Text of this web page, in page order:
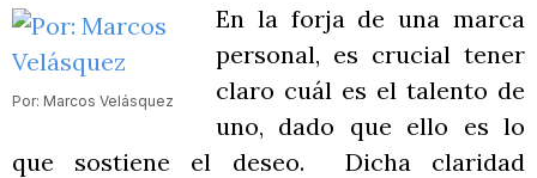
Por: Marcos Velásquez
En la forja de una marca
personal, es crucial tener
claro cuál es el talento de
uno, dado que ello es lo
que sostiene el deseo. Dicha claridad